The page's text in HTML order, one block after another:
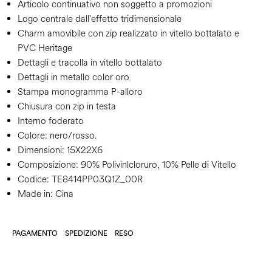
Articolo continuativo non soggetto a promozioni
Logo centrale dall'effetto tridimensionale
Charm amovibile con zip realizzato in vitello bottalato e
PVC Heritage
Dettagli e tracolla in vitello bottalato
Dettagli in metallo color oro
Stampa monogramma P-alloro
Chiusura con zip in testa
Interno foderato
Colore: nero/rosso.
Dimensioni: 15X22X6
Composizione: 90% Polivinlcloruro, 10% Pelle di Vitello
Codice: TE8414PP03Q1Z_00R
Made in: Cina
PAGAMENTO SPEDIZIONE RESO